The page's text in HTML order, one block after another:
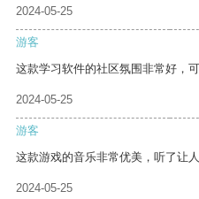
2024-05-25
游客
这款学习软件的社区氛围非常好，
2024-05-25
游客
这款游戏的音乐非常优美，听了让人
2024-05-25